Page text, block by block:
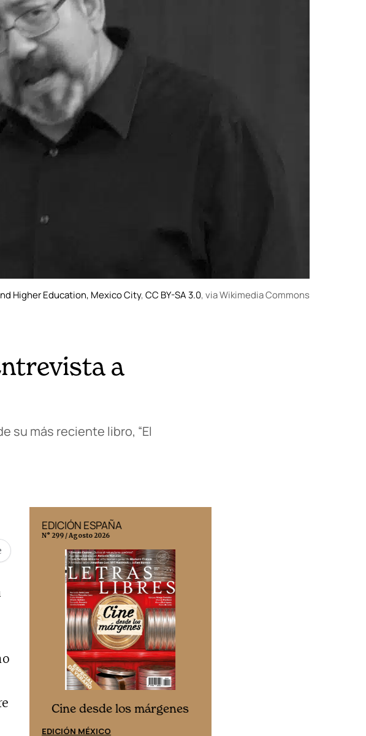
Higher Education, Mexico City,CC BY-SA 3.0, via Wikimedia Commons
a
su más reciente libro, “El
EDICIÓN ESPAÑA
N° 299 / Agosto 2026
Cine desde los márgenes
EDICIÓN MÉXICO